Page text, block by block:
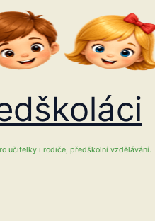
učitelky i rodiče, předškolní vzdělávání.